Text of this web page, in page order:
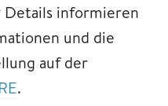
informieren
und die
auf der
.